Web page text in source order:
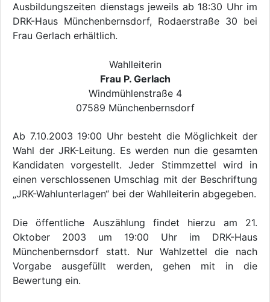
Ausbildungszeiten dienstags jeweils ab 18:30 Uhr im
DRK-Haus Münchenbernsdorf, Rodaerstraße 30 bei
Frau Gerlach erhältlich.
Wahlleiterin
Frau P. Gerlach
Windmühlenstraße 4
07589 Münchenbernsdorf
Ab 7.10.2003 19:00 Uhr besteht die Möglichkeit der
Wahl der JRK-Leitung. Es werden nun die gesamten
Kandidaten vorgestellt. Jeder Stimmzettel wird in
einen verschlossenen Umschlag mit der Beschriftung
„JRK-Wahlunterlagen“ bei der Wahlleiterin abgegeben.
Die öffentliche Auszählung findet hierzu am 21.
Oktober 2003 um 19:00 Uhr im DRK-Haus
Münchenbernsdorf statt. Nur Wahlzettel die nach
Vorgabe ausgefüllt werden, gehen mit in die
Bewertung ein.